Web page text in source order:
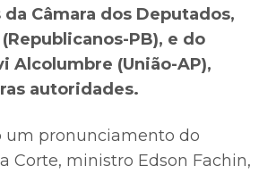
Câmara dos Deputados,
PB), e do
Alcolumbre (União-AP),
autoridades.
um pronunciamento do
Corte, ministro Edson Fachin,